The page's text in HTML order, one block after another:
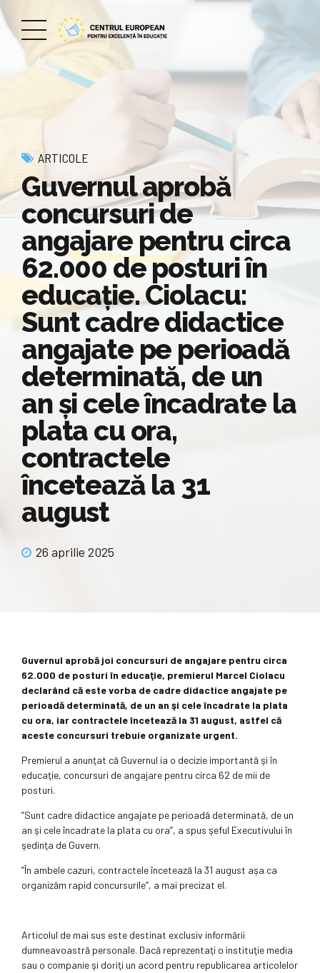
ARTICOLE
Guvernul aprobă
concursuri de
angajare pentru circa
62.000 de posturi în
educaţie. Ciolacu:
Sunt cadre didactice
angajate pe perioadă
determinată, de un
an şi cele încadrate la
plata cu ora,
contractele
încetează la 31
august
26 aprilie 2025
Guvernul aprobă joi concursuri de angajare pentru circa
62.000 de posturi în educaţie, premierul Marcel Ciolacu
declarând că este vorba de cadre didactice angajate pe
perioadă determinată, de un an şi cele încadrate la plata
cu ora, iar contractele încetează la 31 august, astfel că
aceste concursuri trebuie organizate urgent.
Premierul a anunţat că Guvernul ia o decizie importantă şi în
educaţie, concursuri de angajare pentru circa 62 de mii de
posturi.
”Sunt cadre didactice angajate pe perioadă determinată, de un
an şi cele încadrate la plata cu ora”, a spus şeful Executivului în
şedinţa de Guvern.
”În ambele cazuri, contractele încetează la 31 august aşa ca
organizăm rapid concursurile”, a mai precizat el.
Articolul de mai sus este destinat exclusiv informării
dumneavoastră personale. Dacă reprezentaţi o instituţie media
sau o companie şi doriţi un acord pentru republicarea articolelor